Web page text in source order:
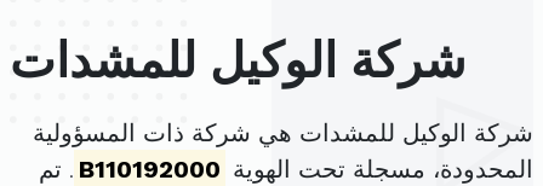
شركة الوكيل للمشدات
شركة الوكيل للمشدات هي شركة ذات المسؤولية
المحدودة، مسجلة تحت الهوية B110192000 . تم